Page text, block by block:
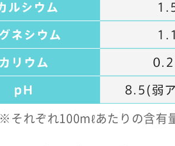
※それぞれ100mℓあたりの含有